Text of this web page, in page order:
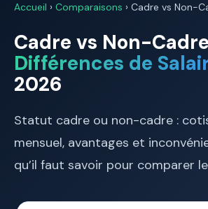
Accueil › Comparaisons › Cadre vs Non-
Cadre vs Non-
Différences de
2026
Statut cadre ou non-cadre :
mensuel, avantages et
qu’il faut savoir pour comparer